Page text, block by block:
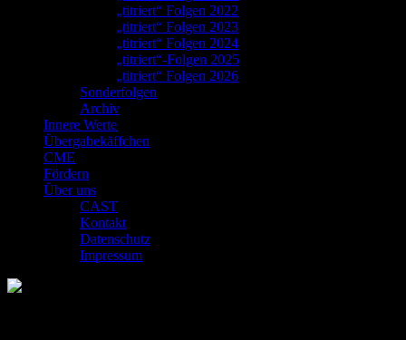
„titriert“ Folgen 2022
„titriert“ Folgen 2023
„titriert“ Folgen 2024
„titriert“-Folgen 2025
„titriert“ Folgen 2026
Sonderfolgen
Archiv
Innere Werte
Übergabekäffchen
CME
Fördern
Über uns
CAST
Kontakt
Datenschutz
Impressum